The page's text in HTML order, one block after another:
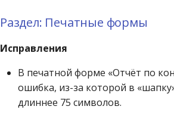
Раздел: Печатные формы
Исправления
В печатной форме «Отчёт по
ошибка, из-за которой в
длиннее 75 символов.